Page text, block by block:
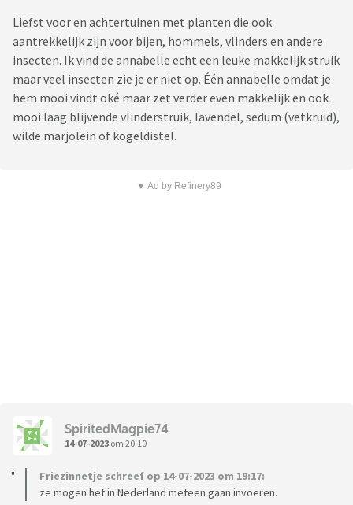
Liefst voor en achtertuinen met planten die ook
aantrekkelijk zijn voor bijen, hommels, vlinders en andere
insecten. Ik vind de annabelle echt een leuke makkelijk struik
maar veel insecten zie je er niet op. Één annabelle omdat je
hem mooi vindt oké maar zet verder even makkelijk en ook
mooi laag blijvende vlinderstruik, lavendel, sedum (vetkruid),
wilde marjolein of kogeldistel.
▼ Ad by Refinery89
SpiritedMagpie74
14-07-2023 om 20:10
Friezinnetje schreef op 14-07-2023 om 19:17:
ze mogen het in Nederland meteen gaan invoeren.